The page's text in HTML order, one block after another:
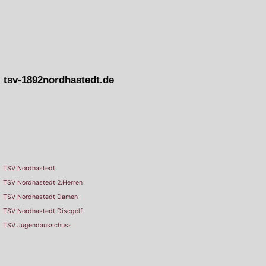
tsv-1892nordhastedt.de
TSV Nordhastedt
TSV Nordhastedt 2.Herren
TSV Nordhastedt Damen
TSV Nordhastedt Discgolf
TSV Jugendausschuss